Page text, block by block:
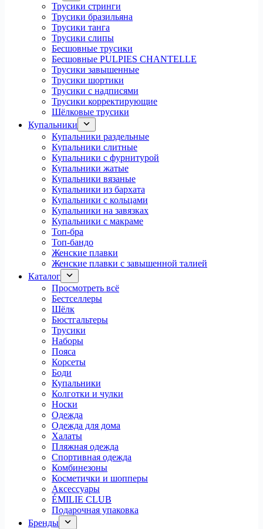
Трусики стринги
Трусики бразильяна
Трусики танга
Трусики слипы
Бесшовные трусики
Бесшовные PULPIES CHANTELLE
Трусики завышенные
Трусики шортики
Трусики с надписями
Трусики корректирующие
Шёлковые трусики
Купальники
Купальники раздельные
Купальники слитные
Купальники с фурнитурой
Купальники жатые
Купальники вязаные
Купальники из бархата
Купальники с кольцами
Купальники на завязках
Купальники с макраме
Топ-бра
Топ-бандо
Женские плавки
Женские плавки с завышенной талией
Каталог
Просмотреть всё
Бестселлеры
Шёлк
Бюстгальтеры
Трусики
Наборы
Пояса
Корсеты
Боди
Купальники
Колготки и чулки
Носки
Одежда
Одежда для дома
Халаты
Пляжная одежда
Спортивная одежда
Комбинезоны
Косметички и шопперы
Аксессуары
ÉMILIE CLUB
Подарочная упаковка
Бренды